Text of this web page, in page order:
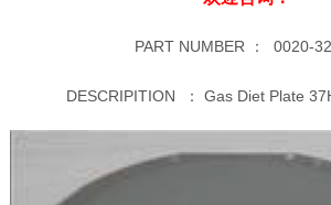
PART NUMBER ： 0020-
DESCRIPITION ： Gas Diet Plate